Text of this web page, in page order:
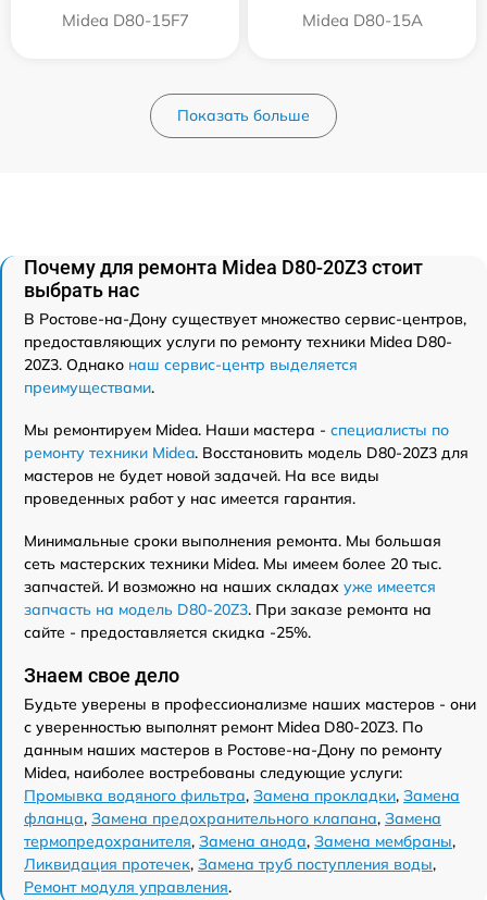
Midea D80-15F7 Midea D80-15A
Показать больше
Почему для ремонта Midea D80-20Z3 стоит
выбрать нас
В Ростове-на-Дону существует множество сервис-центров,
предоставляющих услуги по ремонту техники Midea D80-
20Z3. Однако наш сервис-центр выделяется
преимуществами.
Мы ремонтируем Midea. Наши мастера - специалисты по
ремонту техники Midea. Восстановить модель D80-20Z3 для
мастеров не будет новой задачей. На все виды
проведенных работ у нас имеется гарантия.
Минимальные сроки выполнения ремонта. Мы большая
сеть мастерских техники Midea. Мы имеем более 20 тыс.
запчастей. И возможно на наших складах уже имеется
запчасть на модель D80-20Z3. При заказе ремонта на
сайте - предоставляется скидка -25%.
Знаем свое дело
Будьте уверены в профессионализме наших мастеров - они
с уверенностью выполнят ремонт Midea D80-20Z3. По
данным наших мастеров в Ростове-на-Дону по ремонту
Midea, наиболее востребованы следующие услуги:
Промывка водяного фильтра, Замена прокладки, Замена
фланца, Замена предохранительного клапана, Замена
термопредохранителя, Замена анода, Замена мембраны,
Ликвидация протечек, Замена труб поступления воды,
Ремонт модуля управления.